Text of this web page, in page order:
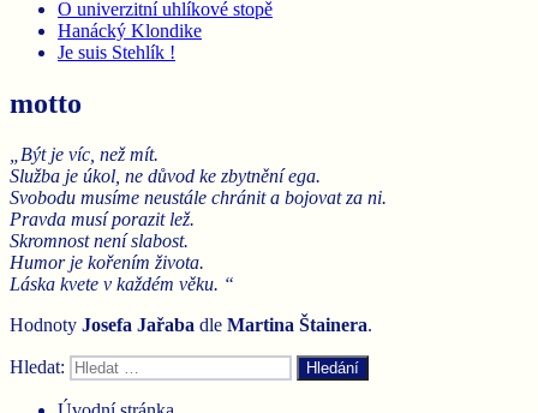
O univerzitní uhlíkové stopě
Hanácký Klondike
Je suis Stehlík !
motto
„Být je víc, než mít.
Služba je úkol, ne důvod ke zbytnění ega.
Svobodu musíme neustále chránit a bojovat za ni.
Pravda musí porazit lež.
Skromnost není slabost.
Humor je kořením života.
Láska kvete v každém věku. “
Hodnoty Josefa Jařaba dle Martina Štainera.
Hledat: Hledání